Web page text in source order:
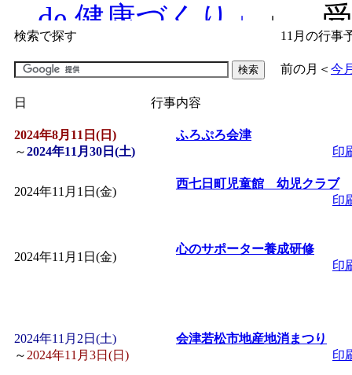
de 健康づくり」
」 受
「子育て交流広場「
間：2026/07/09～
「皆鶴姫のこびる塾
～」 受付期間：～
2026/07/10～2026/08/
間：2026/07/13～2026/
検索で探す 11月の行事
前の月 ＜ 今
日 行事内容
2024年8月11日(日)
～2024年11月30日(土)
ふろぷろ会津
印
2024年11月1日(金)
西七日町児童館 幼児クラブ
印
2024年11月1日(金)
心のサポーター養成研修
印
2024年11月2日(土)
～ 2024年11月3日(日)
会津若松市地産地消まつり
印